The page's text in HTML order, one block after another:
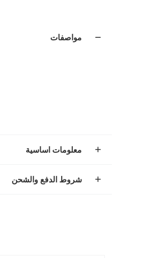
مواصفات
معلومات اساسية
شروط الدفع والشحن